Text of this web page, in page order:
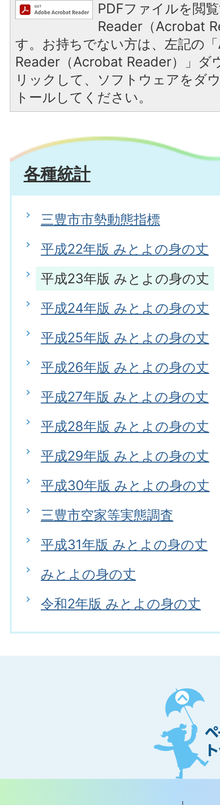
PDFファイルを閲
Reader（Acrobat
す。お持ちでない方は、左記の
Reader（Acrobat Reader）」ダ
リックして、ソフトウェアをダ
トールしてください。
各種統計
三豊市市勢動態指標
平成22年版 みとよの身の丈
平成23年版 みとよの身の丈
平成24年版 みとよの身の丈
平成25年版 みとよの身の丈
平成26年版 みとよの身の丈
平成27年版 みとよの身の丈
平成28年版 みとよの身の丈
平成29年版 みとよの身の丈
平成30年版 みとよの身の丈
三豊市空家等実態調査
平成31年版 みとよの身の丈
みとよの身の丈
令和2年版 みとよの身の丈
ペ
ー
ジ
ト
ッ